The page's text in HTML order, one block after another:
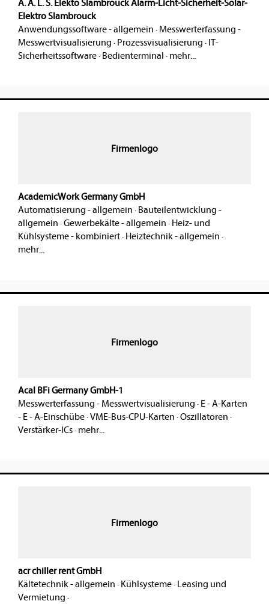
A. A. L. S. Elekto Slambrouck Alarm-Licht-Sicherheit-Solar-
Elektro Slambrouck
Anwendungssoftware - allgemein · Messwerterfassung -
Messwertvisualisierung · Prozessvisualisierung · IT-
Sicherheitssoftware· Bedienterminal · mehr...
Firmenlogo
AcademicWork Germany GmbH
Automatisierung - allgemein · Bauteilentwicklung -
allgemein ·Gewerbekälte - allgemein · Heiz- und
Kühlsysteme - kombiniert· Heiztechnik - allgemein ·
mehr...
Firmenlogo
Acal BFi Germany GmbH-1
Messwerterfassung - Messwertvisualisierung · E - A-Karten
- E - A-Einschübe·VME-Bus-CPU-Karten ·Oszillatoren ·
Verstärker-ICs· mehr...
Firmenlogo
acr chiller rent GmbH
Kältetechnik - allgemein · Kühlsysteme· Leasing und
Vermietung ·